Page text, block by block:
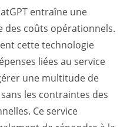
entraîne une
des coûts opérationnels.
cette technologie
liées au service
une multitude de
les contraintes des
Ce service